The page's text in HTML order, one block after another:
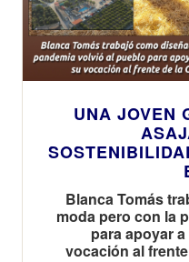
UNA JOVEN
Blanca Tomás
moda pero con la
para apoyar
vocación al